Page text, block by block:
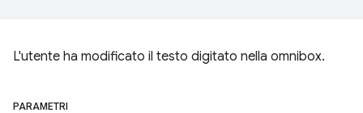
L'utente ha modificato il testo digitato nella omnibox.
PARAMETRI